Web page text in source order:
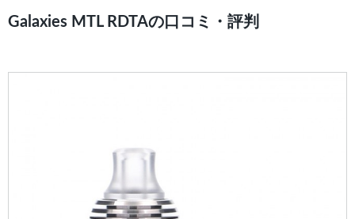
よく検索されているワード
クラプトン
Galaxies MTL RDTAの口コミ・評判
見つからない場合データベースに該当の商品がまだ登録されていない可能